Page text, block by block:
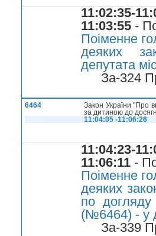
11:02:35-
11:03:55 -
Поіменне
деяких
депутата
За-324
6464
Закон України "Про
за дитиною до
11:04:05 -11:06:26
11:04:23-
11:06:11 -
Поіменне
деяких
по
(№6464) - у
За-339